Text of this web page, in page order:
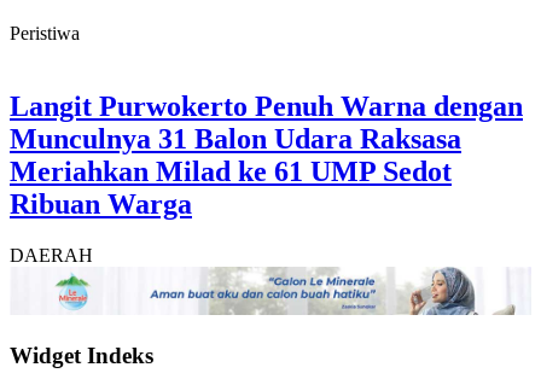
Peristiwa
Langit Purwokerto Penuh Warna dengan
Munculnya 31 Balon Udara Raksasa
Meriahkan Milad ke 61 UMP Sedot
Ribuan Warga
DAERAH
Widget Indeks